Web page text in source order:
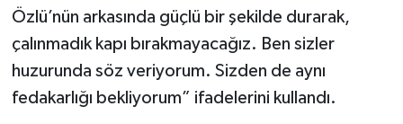
Özlü’nün arkasında güçlü bir şekilde durarak,
çalınmadık kapı bırakmayacağız. Ben sizler
huzurunda söz veriyorum. Sizden de aynı
fedakarlığı bekliyorum” ifadelerini kullandı.